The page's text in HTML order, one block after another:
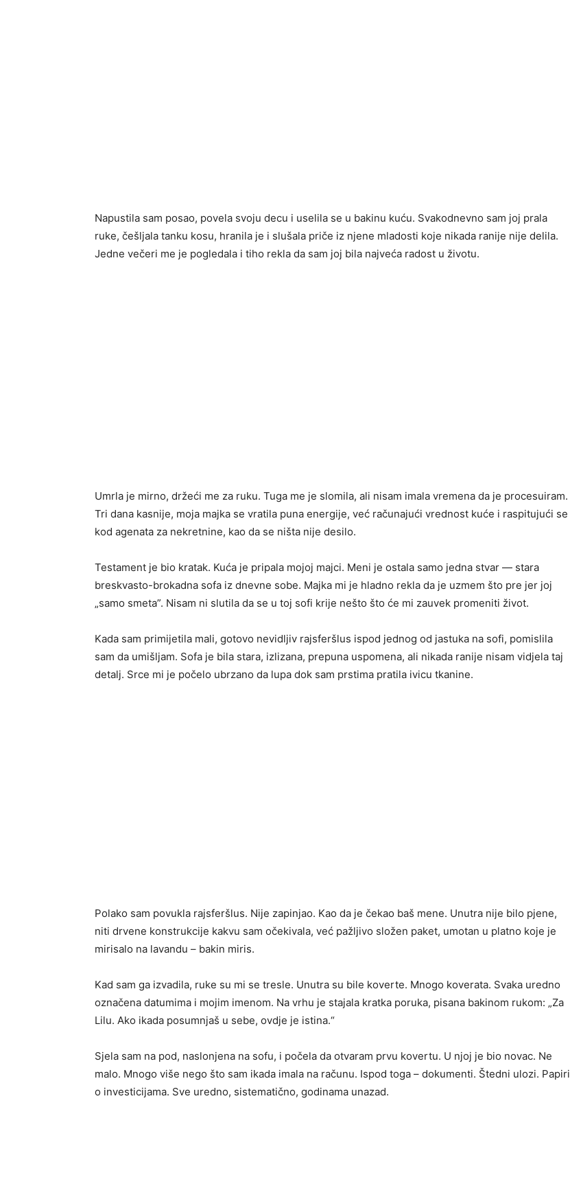
Napustila sam posao, povela svoju decu i uselila se u bakinu kuću. Svakodnevno sam joj prala
ruke, češljala tanku kosu, hranila je i slušala priče iz njene mladosti koje nikada ranije nije delila.
Jedne večeri me je pogledala i tiho rekla da sam joj bila najveća radost u životu.
Umrla je mirno, držeći me za ruku. Tuga me je slomila, ali nisam imala vremena da je procesuiram.
Tri dana kasnije, moja majka se vratila puna energije, već računajući vrednost kuće i raspitujući se
kod agenata za nekretnine, kao da se ništa nije desilo.
Testament je bio kratak. Kuća je pripala mojoj majci. Meni je ostala samo jedna stvar — stara
breskvasto-brokadna sofa iz dnevne sobe. Majka mi je hladno rekla da je uzmem što pre jer joj
„samo smeta”. Nisam ni slutila da se u toj sofi krije nešto što će mi zauvek promeniti život.
Kada sam primijetila mali, gotovo nevidljiv rajsferšlus ispod jednog od jastuka na sofi, pomislila
sam da umišljam. Sofa je bila stara, izlizana, prepuna uspomena, ali nikada ranije nisam vidjela taj
detalj. Srce mi je počelo ubrzano da lupa dok sam prstima pratila ivicu tkanine.
Polako sam povukla rajsferšlus. Nije zapinjao. Kao da je čekao baš mene. Unutra nije bilo pjene,
niti drvene konstrukcije kakvu sam očekivala, već pažljivo složen paket, umotan u platno koje je
mirisalo na lavandu – bakin miris.
Kad sam ga izvadila, ruke su mi se tresle. Unutra su bile koverte. Mnogo koverata. Svaka uredno
označena datumima i mojim imenom. Na vrhu je stajala kratka poruka, pisana bakinom rukom: „Za
Lilu. Ako ikada posumnjaš u sebe, ovdje je istina.“
Sjela sam na pod, naslonjena na sofu, i počela da otvaram prvu kovertu. U njoj je bio novac. Ne
malo. Mnogo više nego što sam ikada imala na računu. Ispod toga – dokumenti. Štedni ulozi. Papiri
o investicijama. Sve uredno, sistematično, godinama unazad.